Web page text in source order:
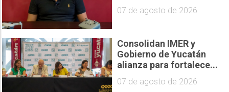
07 de agosto de 2026
Consolidan IMER y
Gobierno de Yucatán
alianza para fortalece...
07 de agosto de 2026